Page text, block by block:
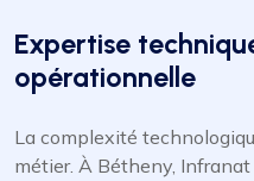
Expertise
opérationnelle
La complexité
métier. À Bétheny,